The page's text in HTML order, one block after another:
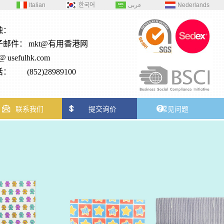
Italian 한국어 عربى Nederlands
件：
mkt@有用香港网
usefulhk.com
： (852)28989100
联系我们 提交询价 常见问题